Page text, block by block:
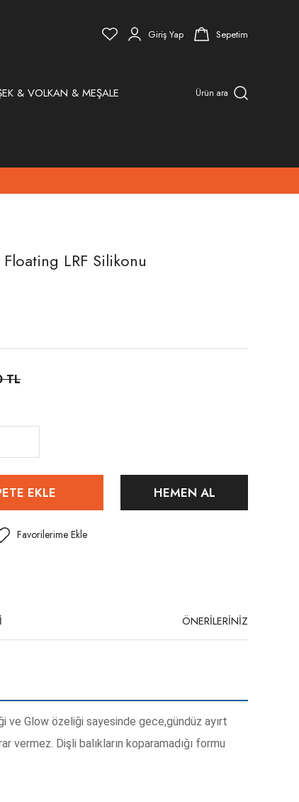
Giriş Yap Sepetim
& VOLKAN & MEŞALE Ürün ara
LRF Silikonu
TL
EKLE HEMEN AL
ÖNERİLERİNİZ
ve Glow özeliği sayesinde gece,gündüz ayırt
Dişli balıkların koparamadığı formu